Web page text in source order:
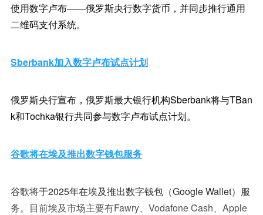
使用数字卢布——俄罗斯央行数字货币，并同步推行通用
二维码支付系统。
Sberbank加入数字卢布试点计划
俄罗斯央行宣布，俄罗斯最大银行机构Sberbank将与TBan
k和Tochka银行共同参与数字卢布试点计划。
谷歌将在埃及推出数字钱包服务
谷歌将于2025年在埃及推出数字钱包（Google Wallet）服
务。目前埃及市场主要有Fawry、Vodafone Cash、Apple